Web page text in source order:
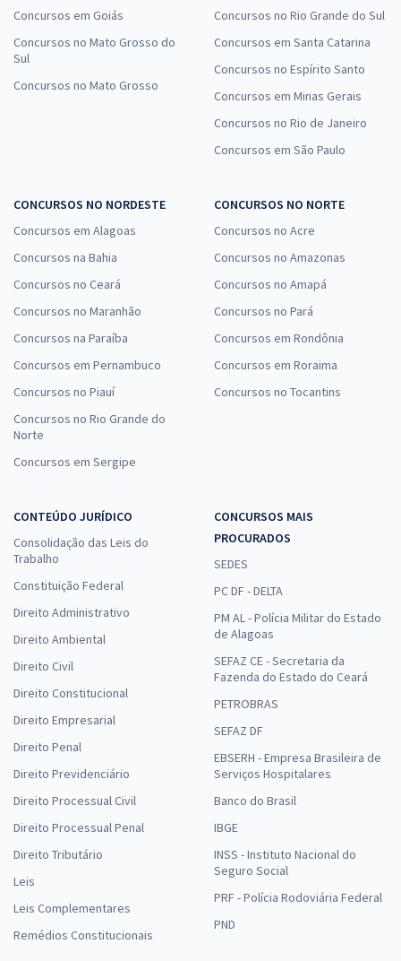
Concursos em Goiás
Concursos no Mato Grosso do
Sul
Concursos no Mato Grosso
Concursos no Rio Grande do Sul
Concursos em Santa Catarina
Concursos no Espírito Santo
Concursos em Minas Gerais
Concursos no Rio de Janeiro
Concursos em São Paulo
CONCURSOS NO NORDESTE
Concursos em Alagoas
Concursos na Bahia
Concursos no Ceará
Concursos no Maranhão
Concursos na Paraíba
Concursos em Pernambuco
Concursos no Piauí
Concursos no Rio Grande do
Norte
Concursos em Sergipe
CONCURSOS NO NORTE
Concursos no Acre
Concursos no Amazonas
Concursos no Amapá
Concursos no Pará
Concursos em Rondônia
Concursos em Roraima
Concursos no Tocantins
CONTEÚDO JURÍDICO
Consolidação das Leis do
Trabalho
Constituição Federal
Direito Administrativo
Direito Ambiental
Direito Civil
Direito Constitucional
Direito Empresarial
Direito Penal
Direito Previdenciário
Direito Processual Civil
Direito Processual Penal
Direito Tributário
Leis
Leis Complementares
Remédios Constitucionais
CONCURSOS MAIS
PROCURADOS
SEDES
PC DF - DELTA
PM AL - Polícia Militar do Estado
de Alagoas
SEFAZ CE - Secretaria da
Fazenda do Estado do Ceará
PETROBRAS
SEFAZ DF
EBSERH - Empresa Brasileira de
Serviços Hospitalares
Banco do Brasil
IBGE
INSS - Instituto Nacional do
Seguro Social
PRF - Polícia Rodoviária Federal
PND